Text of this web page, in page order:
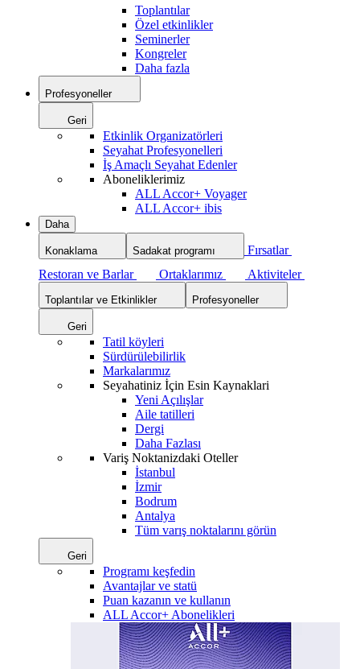
Toplantılar
Özel etkinlikler
Seminerler
Kongreler
Daha fazla
Profesyoneller
Geri
Etkinlik Organizatörleri
Seyahat Profesyonelleri
İş Amaçlı Seyahat Edenler
Aboneliklerimiz
ALL Accor+ Voyager
ALL Accor+ ibis
Daha
Konaklama Sadakat programı
Fırsatlar
Restoran ve Barlar
Ortaklarımız Aktiviteler
Toplantılar ve Etkinlikler Profesyoneller
Geri
Tatil köyleri
Sürdürülebilirlik
Markalarımız
Seyahatiniz İçin Esin Kaynaklari
Yeni Açılışlar
Aile tatilleri
Dergi
Daha Fazlası
Variş Noktanizdaki Oteller
İstanbul
İzmir
Bodrum
Antalya
Tüm varış noktalarını görün
Geri
Programı keşfedin
Avantajlar ve statü
Puan kazanın ve kullanın
ALL Accor+ Abonelikleri